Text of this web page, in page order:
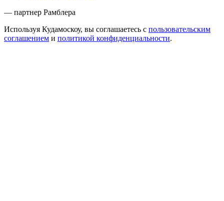
— партнер Рамблера
Используя Кудамоскоу, вы соглашаетесь с пользовательским
соглашением и политикой конфиденциальности.